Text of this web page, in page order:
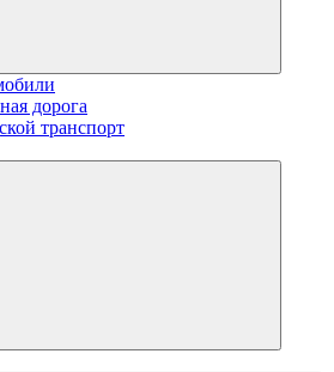
дорога
транспорт